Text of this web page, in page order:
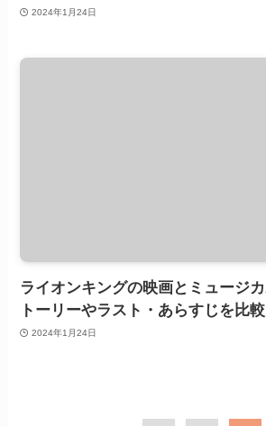
2024年1月24日
ライオンキングの映画とミュージ
トーリーやラスト・あらすじを比較
2024年1月24日